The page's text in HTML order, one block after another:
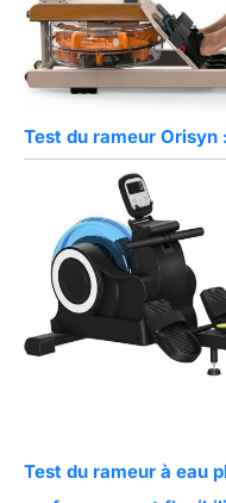
Test du rameur
Test du rameur à eau